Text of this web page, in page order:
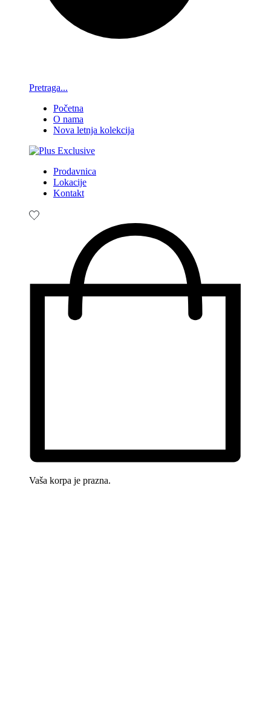
Pretraga...
Početna
O nama
Nova letnja kolekcija
Prodavnica
Lokacije
Kontakt
Vaša korpa je prazna.